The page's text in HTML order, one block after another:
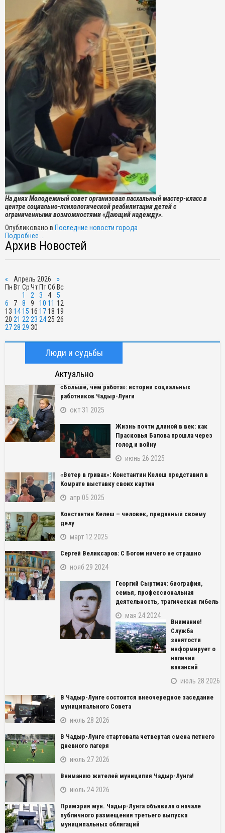
На днях Молодежный совет организовал пасхальный мастер-класс в
центре социально-психологической реабилитации детей с
ограниченными возможностями «Дающий надежду».
Опубликовано в Последние новости города
Подробнее ...
Архив Новостей
« Апрель 2026
»
ПнВт СрЧтПтСб Вс
1
2 3 4
5
6
7 8 9 10 11 12
13 1415 16 1718 19
20 21 22 23 24 25 26
27 28 29 30
Люди и судьбы
Актуально
«Больше, чем работа»: истории социальных
работников Чадыр-Лунги
окт 31 2025
Жизнь почти длиной в век: как
Прасковья Балова прошла через
голод и войну
июнь 26 2025
«Ветер в гривах»: Константин Келеш представил в
Комрате выставку своих картин
апр 05 2025
Константин Келеш – человек, преданный своему
делу
март 12 2025
Сергей Великсаров: С Богом ничего не страшно
нояб 29 2024
Георгий Сыртмач: биография,
семья, профессиональная
деятельность, трагическая гибель
мая 24 2024
Внимание!
Служба
занятости
информирует о
наличии
вакансий
июль 28 2026
В Чадыр-Лунге состоится внеочередное заседание
муниципального Совета
июль 28 2026
В Чадыр-Лунге стартовала четвертая смена летнего
дневного лагеря
июль 27 2026
Вниманию жителей муниципия Чадыр-Лунга!
июль 24 2026
Примэрия мун. Чадыр-Лунга объявила о начале
публичного размещения третьего выпуска
муниципальных облигаций
NAME_SOCIAL_TWITTER